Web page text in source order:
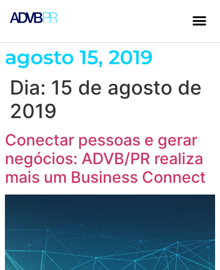
agosto 15, 2019
Dia: 15 de agosto de
2019
Conectar pessoas e gerar
negócios: ADVB/PR realiza
mais um Business Connect